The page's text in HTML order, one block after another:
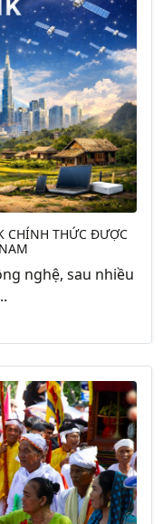
CHÍNH THỨC ĐƯỢC
nghệ, sau nhiều